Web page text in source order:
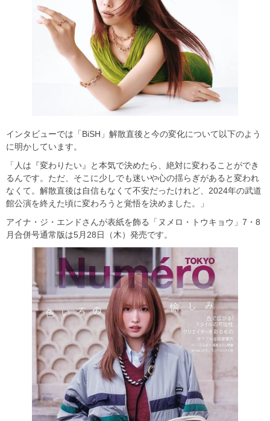
インタビューでは「BiSH」解散直後と今の変化について以下のよう
に明かしています。
「人は『変わりたい』と本気で決めたら、絶対に変わることができ
るんです。ただ、そこに少しでも迷いや心の揺らぎがあると変われ
なくて。解散直後は自信もなくて不安だったけれど、2024年の武道
館公演を終えた頃に変わろうと覚悟を決めました。」
アイナ・ジ・エンドさんが表紙を飾る「ヌメロ・トウキョウ」7・8
月合併号通常版は5月28日（木）発売です。